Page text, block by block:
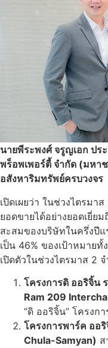
นายพีระพงศ์ จรูญเอก ปร
พร็อพเพอร์ตี้ จำกัด (มหา
อสังหาริมทรัพย์ครบวงจร
เปิดเผยว่า ในช่วงไตรม
ยอดขายได้อย่างยอดเยี่ย
สะสมของบริษัทในครึ่งปี
เป็น 46% ของเป้าหมาย
เปิดตัวในช่วงไตรมาส 2
โครงการดิ ออริจิ้น
Ram 209
“ดิ ออริจิ้น” โครงก
โครงการพาร์ค ออ
Chula-Samyan) ส